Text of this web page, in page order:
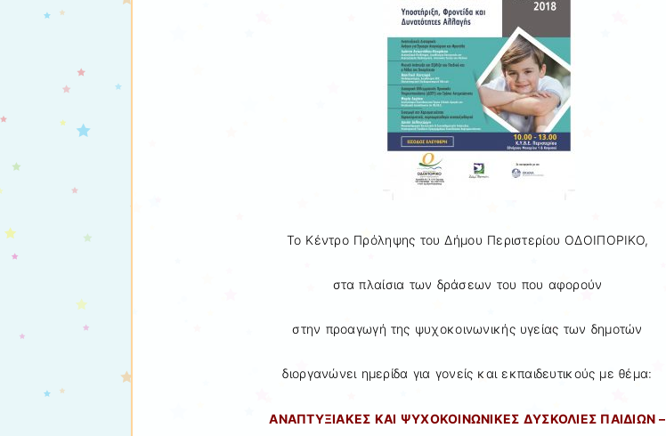
Το Κέντρο Πρόληψης του Δήμου Περιστερίου ΟΔΟΙΠΟΡΙΚΟ,
στα πλαίσια των δράσεων του που αφορούν
στην προαγωγή της ψυχοκοινωνικής υγείας των δημοτών
διοργανώνει ημερίδα για γονείς και εκπαιδευτικούς με θέμα:
ΑΝΑΠΤΥΞΙΑΚΕΣ ΚΑΙ ΨΥΧΟΚΟΙΝΩΝΙΚΕΣ ΔΥΣΚΟΛΙΕΣ ΠΑΙΔΙΩΝ –